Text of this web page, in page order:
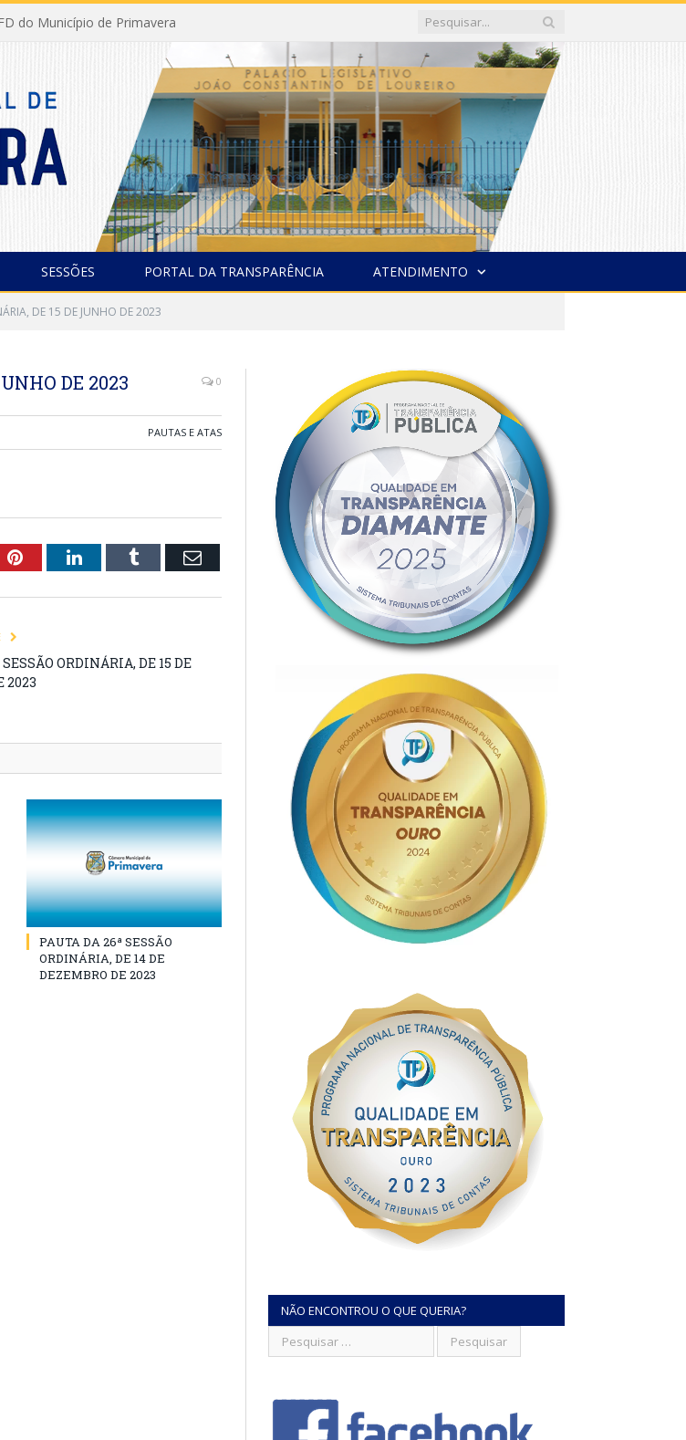
do Município de Primavera
SESSÕES PORTAL DA TRANSPARÊNCIA ATENDIMENTO
DE 15 DE JUNHO DE 2023
DE 2023 0
PAUTAS E ATAS
PinterestLinkedInTumblr Email
SESSÃO ORDINÁRIA, DE 15 DE
2023
PAUTA DA 26ª SESSÃO
ORDINÁRIA, DE 14 DE
DEZEMBRO DE 2023
NÃO ENCONTROU O QUE QUERIA?